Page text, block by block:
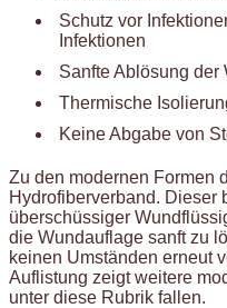
Schutz vor
Infektionen
Sanfte Ablösung der
Thermische
Keine Abgabe von
Zu den modernen Formen
Hydrofiberverband. Dieser
überschüssiger
die Wundauflage sanft zu
keinen Umständen erneut
Auflistung zeigt weitere
unter diese Rubrik fallen.